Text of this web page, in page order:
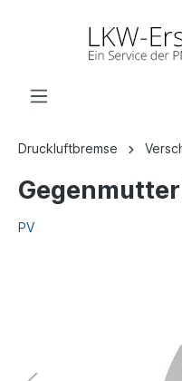
Druckluftbremse
PV